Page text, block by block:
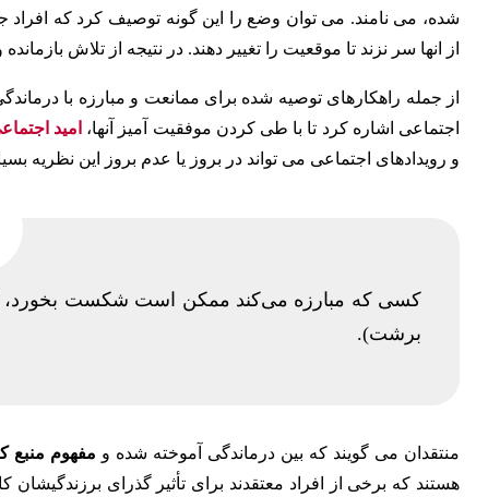
شده، می نامند. می توان وضع را این گونه توصیف کرد که
از انها سر نزند تا موقعیت را تغییر دهند. در نتیجه از تلاش
از جمله راهکارهای توصیه شده برای ممانعت و مبارزه با
اجتماعی اشاره کرد تا با طی کردن موفقیت آمیز آنها، امید
و رویدادهای اجتماعی می تواند در بروز یا عدم بروز این نظریه
کسی که مبارزه می‌کند ممکن است شکست بخورد،
برشت).
منتقدان می گویند که بین درماندگی آموخته شده و مفهوم منبع
هستند که برخی از افراد معتقدند برای تأثیر گذرای برزندگیشان